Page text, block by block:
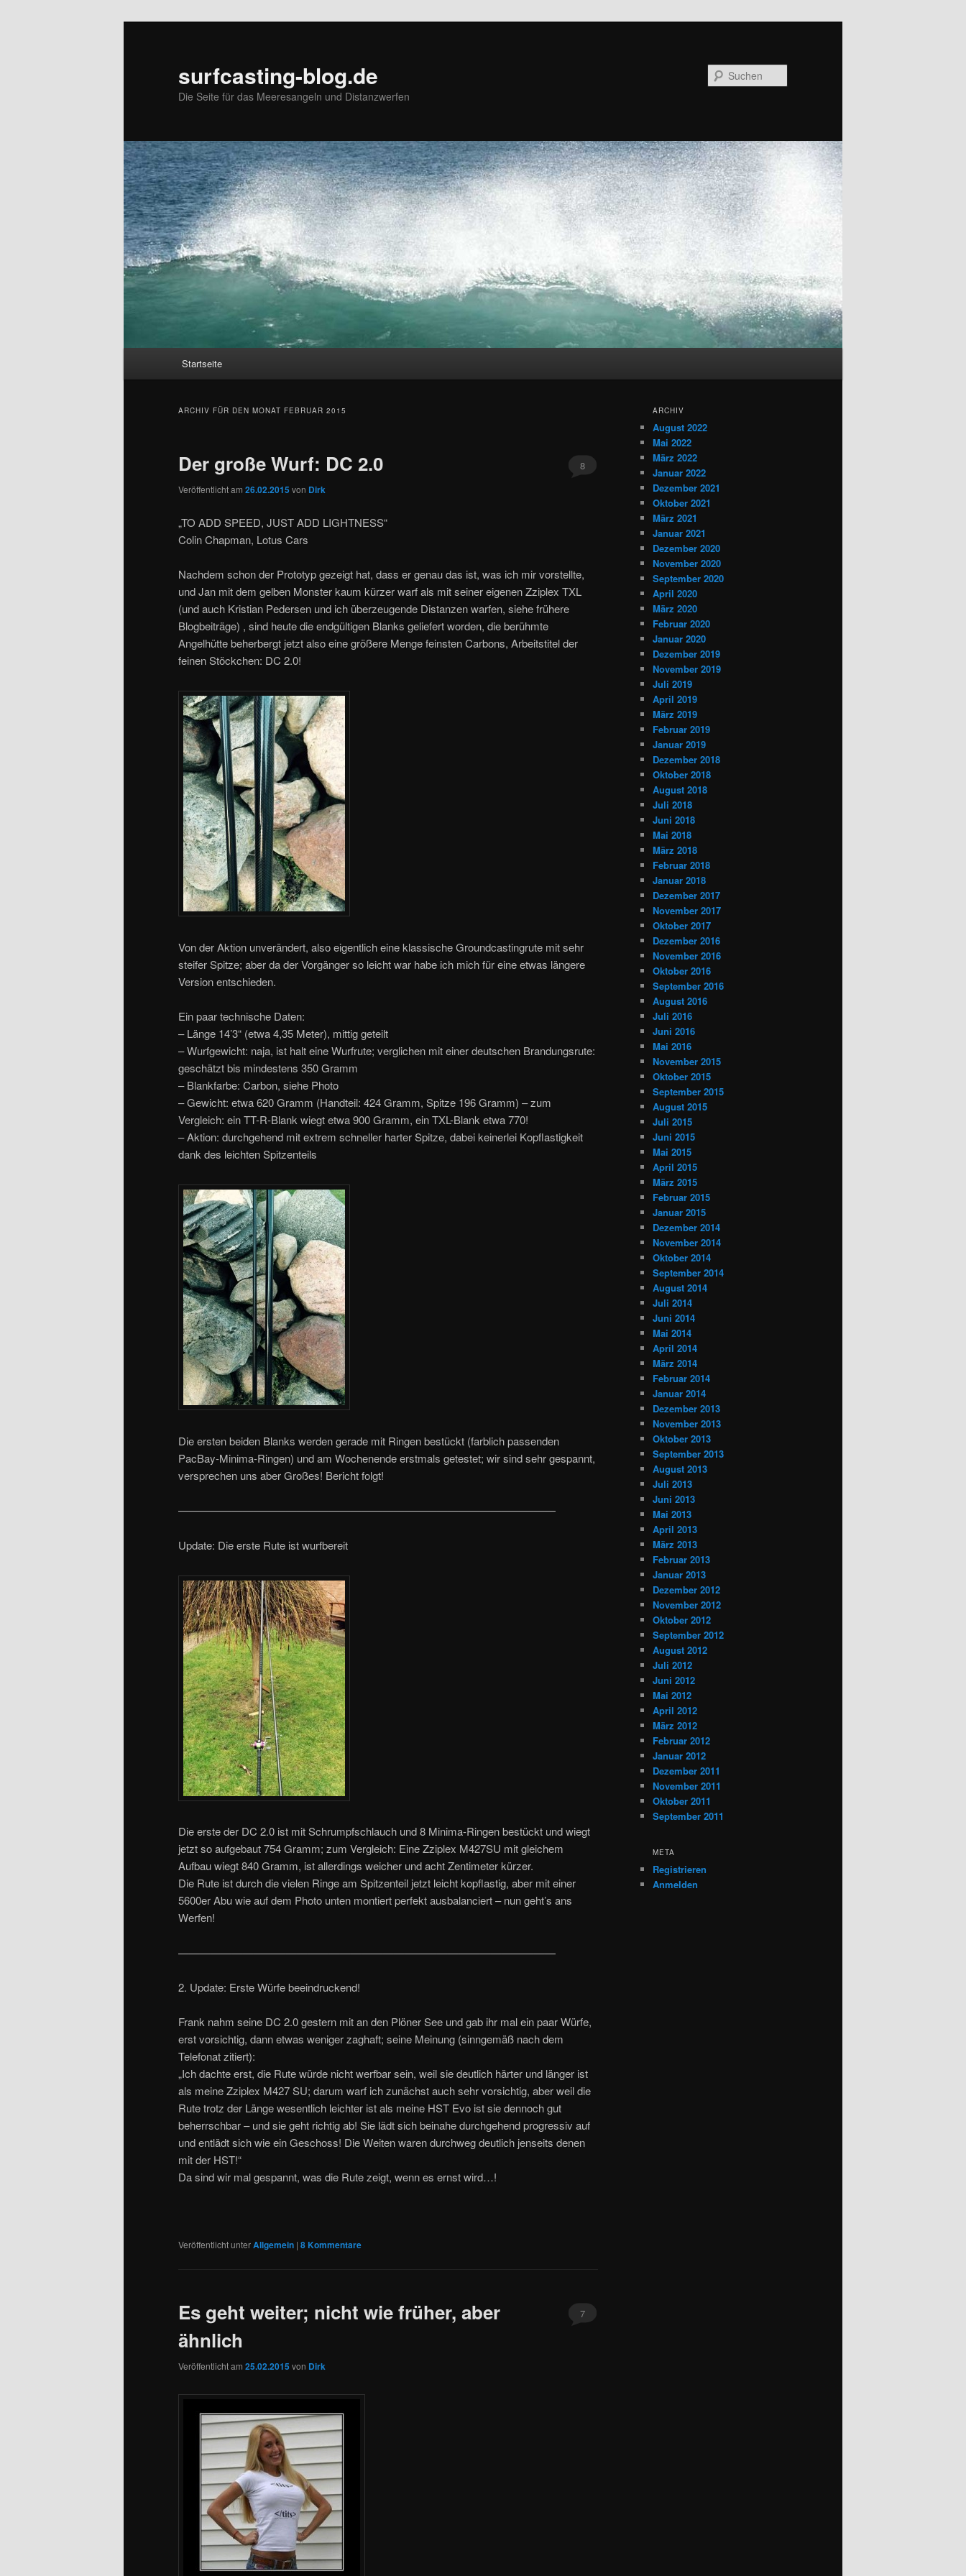
surfcasting-blog.de
Die Seite für das Meeresangeln und Distanzwerfen
Zum Inhalt wechseln
Zum sekundären Inhalt wechseln
Startseite
ARCHIV FÜR DEN MONAT FEBRUAR 2015
Der große Wurf: DC 2.0
Veröffentlicht am 26.02.2015 von Dirk
8
„TO ADD SPEED, JUST ADD LIGHTNESS“
Colin Chapman, Lotus Cars
Nachdem schon der Prototyp gezeigt hat, dass er genau das ist, was ich mir vorstellte,
und Jan mit dem gelben Monster kaum kürzer warf als mit seiner eigenen Zziplex TXL
(und auch Kristian Pedersen und ich überzeugende Distanzen warfen, siehe frühere
Blogbeiträge) , sind heute die endgültigen Blanks geliefert worden, die berühmte
Angelhütte beherbergt jetzt also eine größere Menge feinsten Carbons, Arbeitstitel der
feinen Stöckchen: DC 2.0!
Von der Aktion unverändert, also eigentlich eine klassische Groundcastingrute mit sehr
steifer Spitze; aber da der Vorgänger so leicht war habe ich mich für eine etwas längere
Version entschieden.
Ein paar technische Daten:
– Länge 14’3“ (etwa 4,35 Meter), mittig geteilt
– Wurfgewicht: naja, ist halt eine Wurfrute; verglichen mit einer deutschen Brandungsrute:
geschätzt bis mindestens 350 Gramm
– Blankfarbe: Carbon, siehe Photo
– Gewicht: etwa 620 Gramm (Handteil: 424 Gramm, Spitze 196 Gramm) – zum
Vergleich: ein TT-R-Blank wiegt etwa 900 Gramm, ein TXL-Blank etwa 770!
– Aktion: durchgehend mit extrem schneller harter Spitze, dabei keinerlei Kopflastigkeit
dank des leichten Spitzenteils
Die ersten beiden Blanks werden gerade mit Ringen bestückt (farblich passenden
PacBay-Minima-Ringen) und am Wochenende erstmals getestet; wir sind sehr gespannt,
versprechen uns aber Großes! Bericht folgt!
———————————————————————————————————
Update: Die erste Rute ist wurfbereit
Die erste der DC 2.0 ist mit Schrumpfschlauch und 8 Minima-Ringen bestückt und wiegt
jetzt so aufgebaut 754 Gramm; zum Vergleich: Eine Zziplex M427SU mit gleichem
Aufbau wiegt 840 Gramm, ist allerdings weicher und acht Zentimeter kürzer.
Die Rute ist durch die vielen Ringe am Spitzenteil jetzt leicht kopflastig, aber mit einer
5600er Abu wie auf dem Photo unten montiert perfekt ausbalanciert – nun geht’s ans
Werfen!
———————————————————————————————————
2. Update: Erste Würfe beeindruckend!
Frank nahm seine DC 2.0 gestern mit an den Plöner See und gab ihr mal ein paar Würfe,
erst vorsichtig, dann etwas weniger zaghaft; seine Meinung (sinngemäß nach dem
Telefonat zitiert):
„Ich dachte erst, die Rute würde nicht werfbar sein, weil sie deutlich härter und länger ist
als meine Zziplex M427 SU; darum warf ich zunächst auch sehr vorsichtig, aber weil die
Rute trotz der Länge wesentlich leichter ist als meine HST Evo ist sie dennoch gut
beherrschbar – und sie geht richtig ab! Sie lädt sich beinahe durchgehend progressiv auf
und entlädt sich wie ein Geschoss! Die Weiten waren durchweg deutlich jenseits denen
mit der HST!“
Da sind wir mal gespannt, was die Rute zeigt, wenn es ernst wird…!
Veröffentlicht unterAllgemein | 8Kommentare
Es geht weiter; nicht wie früher, aber
ähnlich
Veröffentlicht am 25.02.2015 von Dirk
7
ARCHIV
August 2022
Mai 2022
März 2022
Januar 2022
Dezember 2021
Oktober 2021
März 2021
Januar 2021
Dezember 2020
November 2020
September 2020
April 2020
März 2020
Februar 2020
Januar 2020
Dezember 2019
November 2019
Juli 2019
April 2019
März 2019
Februar 2019
Januar 2019
Dezember 2018
Oktober 2018
August 2018
Juli 2018
Juni 2018
Mai 2018
März 2018
Februar 2018
Januar 2018
Dezember 2017
November 2017
Oktober 2017
Dezember 2016
November 2016
Oktober 2016
September 2016
August 2016
Juli 2016
Juni 2016
Mai 2016
November 2015
Oktober 2015
September 2015
August 2015
Juli 2015
Juni 2015
Mai 2015
April 2015
März 2015
Februar 2015
Januar 2015
Dezember 2014
November 2014
Oktober 2014
September 2014
August 2014
Juli 2014
Juni 2014
Mai 2014
April 2014
März 2014
Februar 2014
Januar 2014
Dezember 2013
November 2013
Oktober 2013
September 2013
August 2013
Juli 2013
Juni 2013
Mai 2013
April 2013
März 2013
Februar 2013
Januar 2013
Dezember 2012
November 2012
Oktober 2012
September 2012
August 2012
Juli 2012
Juni 2012
Mai 2012
April 2012
März 2012
Februar 2012
Januar 2012
Dezember 2011
November 2011
Oktober 2011
September 2011
META
Registrieren
Anmelden